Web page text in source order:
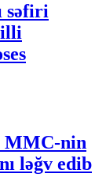
səfiri
MMC-nin
ləğv edib